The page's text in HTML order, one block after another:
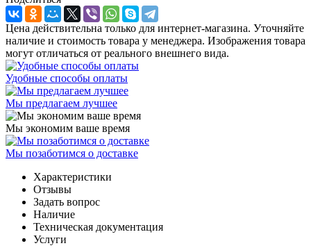
Цена действительна только для интернет-магазина. Уточняйте
наличие и стоимость товара у менеджера. Изображения товара
могут отличаться от реального внешнего вида.
Удобные способы оплаты
Мы предлагаем лучшее
Мы экономим ваше время
Мы позаботимся о доставке
Характеристики
Отзывы
Задать вопрос
Наличие
Техническая документация
Услуги